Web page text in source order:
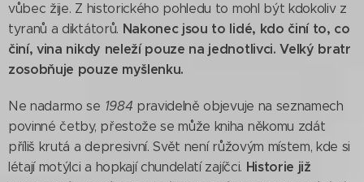
vůbec žije. Z historického pohledu to mohl být kdokoliv z
tyranů a diktátorů. Nakonec jsou to lidé, kdo činí to, co
činí, vina nikdy neleží pouze na jednotlivci. Velký bratr
zosobňuje pouze myšlenku.
Ne nadarmo se 1984 pravidelně objevuje na seznamech
povinné četby, přestože se může kniha někomu zdát
příliš krutá a depresivní. Svět není růžovým místem, kde si
létají motýlci a hopkají chundelatí zajíčci. Historie již